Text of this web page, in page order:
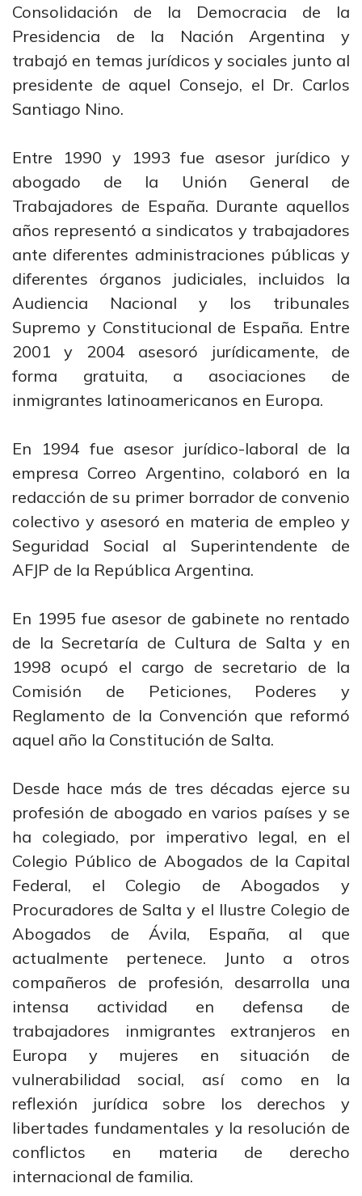
Consolidación de la Democracia de la
Presidencia de la Nación Argentina y
trabajó en temas jurídicos y sociales junto al
presidente de aquel Consejo, el Dr. Carlos
Santiago Nino.
Entre 1990 y 1993 fue asesor jurídico y
abogado de la Unión General de
Trabajadores de España. Durante aquellos
años representó a sindicatos y trabajadores
ante diferentes administraciones públicas y
diferentes órganos judiciales, incluidos la
Audiencia Nacional y los tribunales
Supremo y Constitucional de España. Entre
2001 y 2004 asesoró jurídicamente, de
forma gratuita, a asociaciones de
inmigrantes latinoamericanos en Europa.
En 1994 fue asesor jurídico-laboral de la
empresa Correo Argentino, colaboró en la
redacción de su primer borrador de convenio
colectivo y asesoró en materia de empleo y
Seguridad Social al Superintendente de
AFJP de la República Argentina.
En 1995 fue asesor de gabinete no rentado
de la Secretaría de Cultura de Salta y en
1998 ocupó el cargo de secretario de la
Comisión de Peticiones, Poderes y
Reglamento de la Convención que reformó
aquel año la Constitución de Salta.
Desde hace más de tres décadas ejerce su
profesión de abogado en varios países y se
ha colegiado, por imperativo legal, en el
Colegio Público de Abogados de la Capital
Federal, el Colegio de Abogados y
Procuradores de Salta y el Ilustre Colegio de
Abogados de Ávila, España, al que
actualmente pertenece. Junto a otros
compañeros de profesión, desarrolla una
intensa actividad en defensa de
trabajadores inmigrantes extranjeros en
Europa y mujeres en situación de
vulnerabilidad social, así como en la
reflexión jurídica sobre los derechos y
libertades fundamentales y la resolución de
conflictos en materia de derecho
internacional de familia.